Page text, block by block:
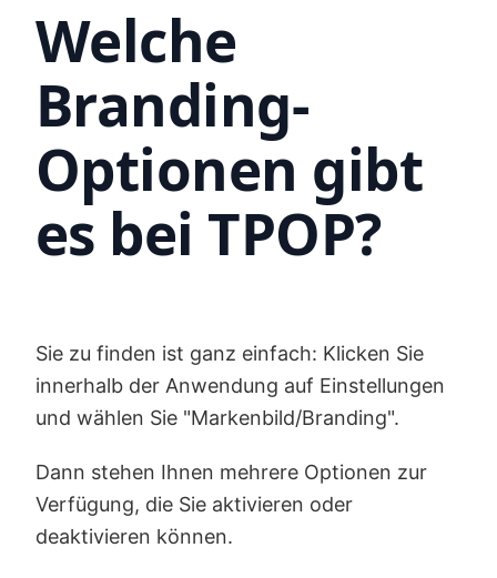
Welche
Branding-
Optionen gibt
es bei TPOP?
Sie zu finden ist ganz einfach: Klicken Sie
innerhalb der Anwendung auf Einstellungen
und wählen Sie "Markenbild/Branding".
Dann stehen Ihnen mehrere Optionen zur
Verfügung, die Sie aktivieren oder
deaktivieren können.